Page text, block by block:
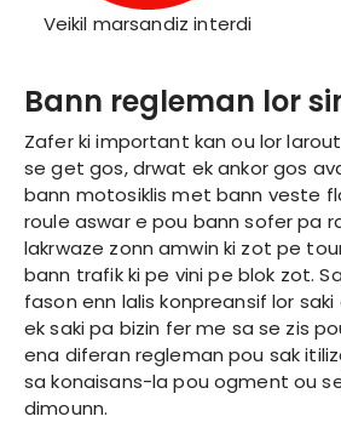
Veikil marsandiz interdi
Bann regleman lor
Zafer ki important kan ou lor
se get gos, drwat ek ankor gos
bann motosiklis met bann veste
roule aswar e pou bann sofer pa
lakrwaze zonn amwin ki zot pe
bann trafik ki pe vini pe blok zot.
fason enn lalis konpreansif lor
ek saki pa bizin fer me sa se zis
ena diferan regleman pou sak
sa konaisans-la pou ogment ou
dimounn.